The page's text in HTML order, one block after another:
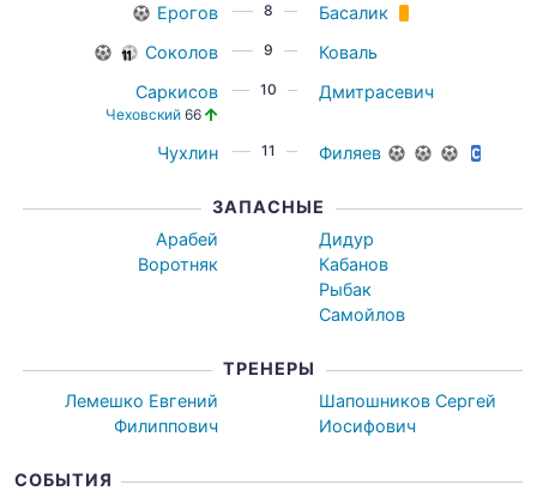
Ерогов
8
Басалик
Соколов
9
Коваль
Саркисов
Чеховский66
10 Дмитрасевич
Чухлин 11 Филяев
ЗАПАСНЫЕ
Арабей
Воротняк
Дидур
Кабанов
Рыбак
Самойлов
ТРЕНЕРЫ
Лемешко Евгений
Филиппович
Шапошников Сергей
Иосифович
СОБЫТИЯ